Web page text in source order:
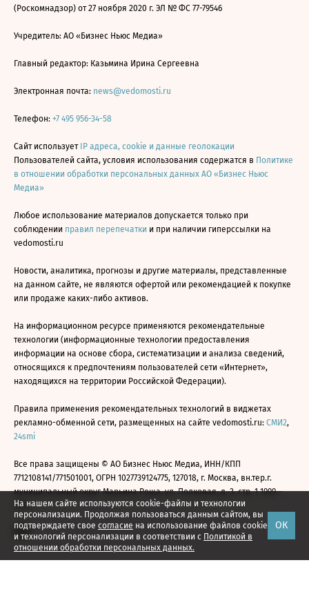
На нашем сайте используются cookie-файлы и технологии
персонализации. Продолжая пользоваться данным сайтом, вы
подтверждаете свое согласие на использование файлов cookie
и технологий персонализации в соответствии с Политикой в
отношении обработки персональных данных.
ОК
(Роскомнадзор) от 27 ноября 2020 г. ЭЛ № ФС 77-79546
Учредитель: АО «Бизнес Ньюс Медиа»
Главный редактор: Казьмина Ирина Сергеевна
Электронная почта: news@vedomosti.ru
Телефон: +7 495 956-34-58
Сайт использует IP адреса, cookie и данные геолокации
Пользователей сайта, условия использования содержатся в Политике
в отношении обработки персональных данных АО «Бизнес Ньюс
Медиа»
Любое использование материалов допускается только при
соблюдении правил перепечатки и при наличии гиперссылки на
vedomosti.ru
Новости, аналитика, прогнозы и другие материалы, представленные
на данном сайте, не являются офертой или рекомендацией к покупке
или продаже каких-либо активов.
На информационном ресурсе применяются рекомендательные
технологии (информационные технологии предоставления
информации на основе сбора, систематизации и анализа сведений,
относящихся к предпочтениям пользователей сети «Интернет»,
находящихся на территории Российской Федерации).
Правила применения рекомендательных технологий в виджетах
рекламно-обменной сети, размещенных на сайте vedomosti.ru: СМИ2,
24smi
Все права защищены © АО Бизнес Ньюс Медиа, ИНН/КПП
7712108141/771501001, ОГРН 1027739124775, 127018, г. Москва, вн.тер.г.
муниципальный округ Марьина Роща, ул. Полковая, д. 3, стр. 1 1999—
2026